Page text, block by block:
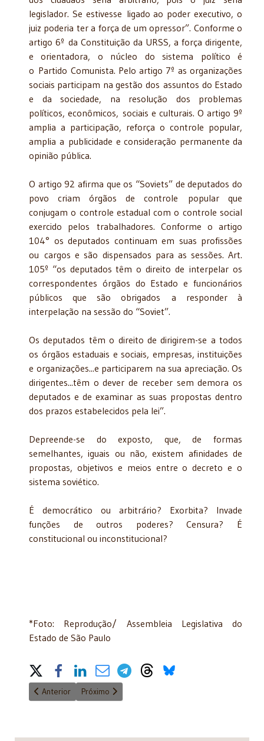
legislador. Se estivesse ligado ao poder executivo, o
juiz poderia ter a força de um opressor”. Conforme o
artigo 6º da Constituição da URSS, a força dirigente,
e orientadora, o núcleo do sistema político é
o Partido Comunista. Pelo artigo 7º as organizações
sociais participam na gestão dos assuntos do Estado
e da sociedade, na resolução dos problemas
políticos, econômicos, sociais e culturais. O artigo 9º
amplia a participação, reforça o controle popular,
amplia a publicidade e consideração permanente da
opinião pública.
O artigo 92 afirma que os “Soviets” de deputados do
povo criam órgãos de controle popular que
conjugam o controle estadual com o controle social
exercido pelos trabalhadores. Conforme o artigo
104° os deputados continuam em suas profissões
ou cargos e são dispensados para as sessões. Art.
105º “os deputados têm o direito de interpelar os
correspondentes órgãos do Estado e funcionários
públicos que são obrigados a responder à
interpelação na sessão do “Soviet”.
Os deputados têm o direito de dirigirem-se a todos
os órgãos estaduais e sociais, empresas, instituições
e organizações...e participarem na sua apreciação. Os
dirigentes...têm o dever de receber sem demora os
deputados e de examinar as suas propostas dentro
dos prazos estabelecidos pela lei”.
Depreende-se do exposto, que, de formas
semelhantes, iguais ou não, existem afinidades de
propostas, objetivos e meios entre o decreto e o
sistema soviético.
É democrático ou arbitrário? Exorbita? Invade
funções de outros poderes? Censura? É
constitucional ou inconstitucional?
*Foto: Reprodução/ Assembleia Legislativa do
Estado de São Paulo
Share on Social Media
Artigo anterior: "Novos Instrumentos permitem concretizar
Anterior Próximo artigo: "25 Anos da Constituição" - 12/12/
Próximo